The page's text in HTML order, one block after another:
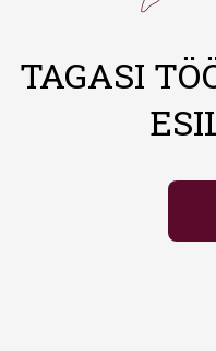
TAGASI